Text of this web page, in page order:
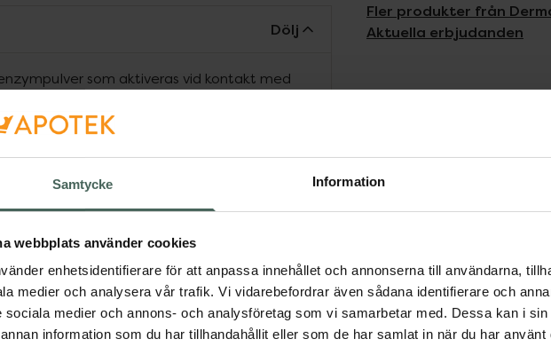
Samtycke Information
webbplats använder cookies
enhetsidentifierare för att anpassa innehållet och annonserna till användarna,
medier och analysera vår trafik. Vi vidarebefordrar även sådana identifierare och
sociala medier och annons- och analysföretag som vi samarbetar med. Dessa kan i
information som du har tillhandahållit eller som de har samlat in när du har
Fler produkter från
Aktuella erbjudanden
Dölj
som aktiveras vid kontakt med
att användas dagligen. Döda hudceller
blir mjukare och fräschare med ny lyster. Ett
och reducerar ojämn pigmentering.
för män Ansiktsvård för män
Ansiktsvård för män HudvårdKroppsvård
Reseförpackningar Reseförpackningar